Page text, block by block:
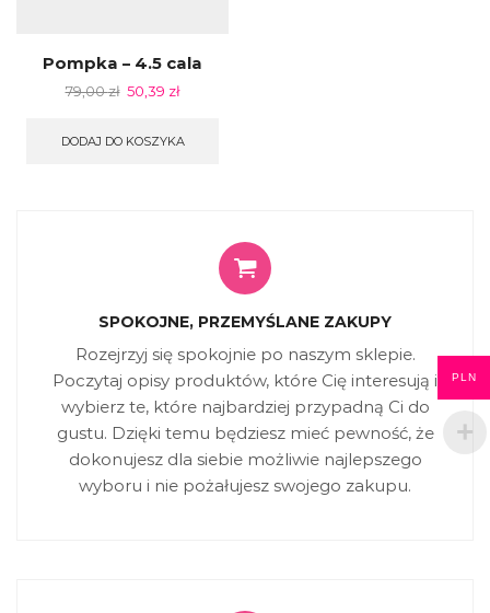
Pompka – 4.5 cala
79,00zł 50,39 zł
DODAJ DO KOSZYKA
SPOKOJNE, PRZEMYŚLANE ZAKUPY
Rozejrzyj się spokojnie po naszym sklepie.
Poczytaj opisy produktów, które Cię interesują i
wybierz te, które najbardziej przypadną Ci do
gustu. Dzięki temu będziesz mieć pewność, że
dokonujesz dla siebie możliwie najlepszego
wyboru i nie pożałujesz swojego zakupu.
PLN